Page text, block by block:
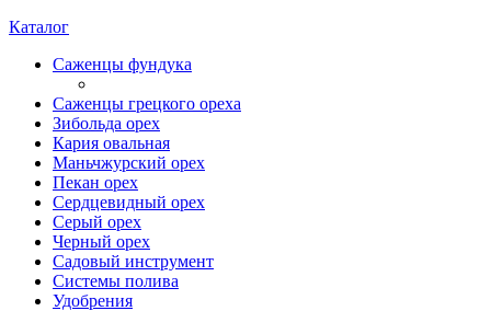
Каталог
Саженцы фундука
Саженцы грецкого ореха
Зибольда орех
Кария овальная
Маньчжурский орех
Пекан орех
Сердцевидный орех
Серый орех
Черный орех
Садовый инструмент
Системы полива
Удобрения